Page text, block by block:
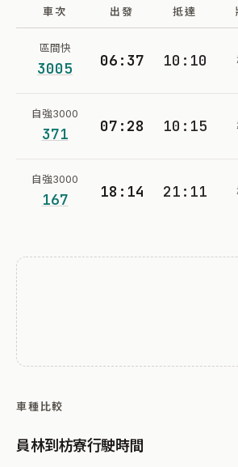
車次 出發 抵達
區間快
3005 06:37 10:10
自強3000
371 07:28 10:15
自強3000
167 18:14 21:11
車種比較
員林到枋寮行駛時間